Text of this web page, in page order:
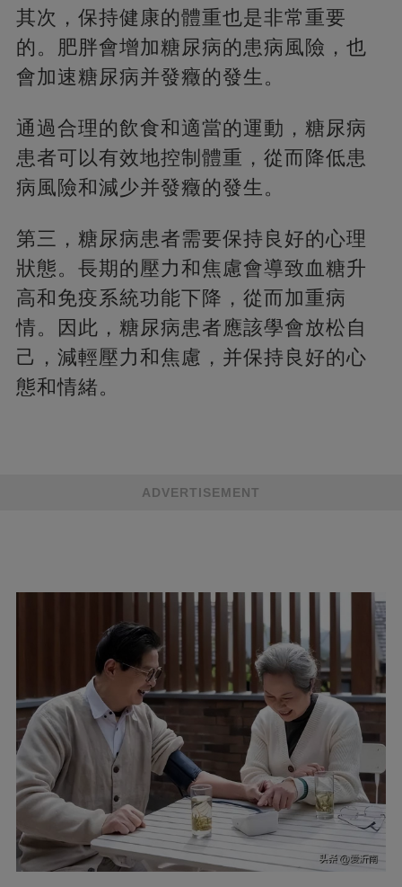
其次，保持健康的體重也是非常重要
的。肥胖會增加糖尿病的患病風險，也
會加速糖尿病并發癥的發生。
通過合理的飲食和適當的運動，糖尿病
患者可以有效地控制體重，從而降低患
病風險和減少并發癥的發生。
第三，糖尿病患者需要保持良好的心理
狀態。長期的壓力和焦慮會導致血糖升
高和免疫系統功能下降，從而加重病
情。因此，糖尿病患者應該學會放松自
己，減輕壓力和焦慮，并保持良好的心
態和情緒。
ADVERTISEMENT